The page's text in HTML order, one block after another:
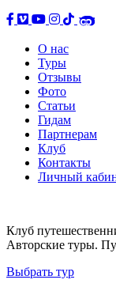
О нас
Туры
Отзывы
Фото
Статьи
Гидам
Партнерам
Клуб
Контакты
Личный
Клуб
Авторские туры.
Выбрать тур